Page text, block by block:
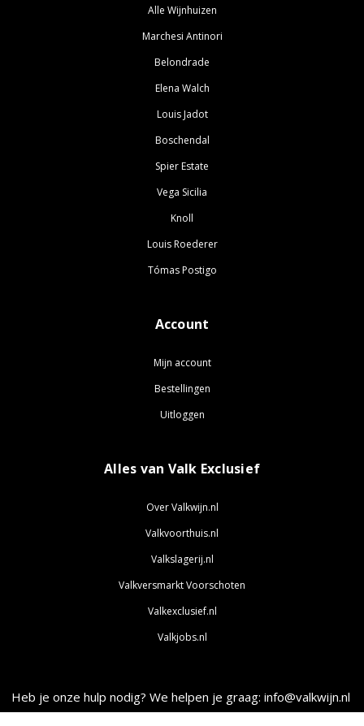
Alle Wijnhuizen
Marchesi Antinori
Belondrade
Elena Walch
Louis Jadot
Boschendal
Spier Estate
Vega Sicilia
Knoll
Louis Roederer
Tómas Postigo
Account
Mijn account
Bestellingen
Uitloggen
Alles van Valk Exclusief
Over Valkwijn.nl
Valkvoorthuis.nl
Valkslagerij.nl
Valkversmarkt Voorschoten
Valkexclusief.nl
Valkjobs.nl
Heb je onze hulp nodig? We helpen je graag: info@valkwijn.nl